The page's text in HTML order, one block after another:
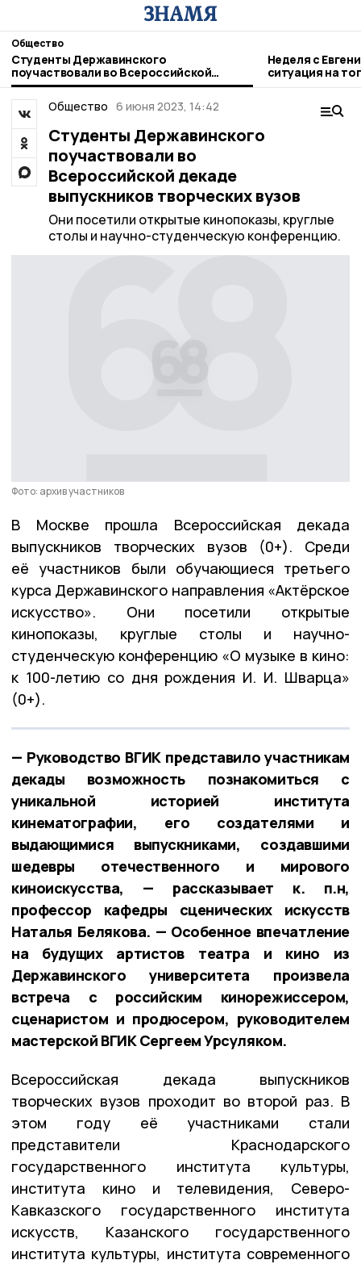
Общество
Студенты Державинского
поучаствовали во Всероссийской
декаде выпускников творческих вузов
Неделя с
ситуация на
городе и
Общество 6 июня 2023, 14:42
Студенты Державинского
поучаствовали во
Всероссийской декаде
выпускников творческих вузов
Они посетили открытые кинопоказы, круглые
столы и научно-студенческую конференцию.
Фото: архив участников
В Москве прошла Всероссийская декада
выпускников творческих вузов (0+). Среди
её участников были обучающиеся третьего
курса Державинского направления «Актёрское
искусство». Они посетили открытые
кинопоказы, круглые столы и научно-
студенческую конференцию «О музыке в кино:
к 100-летию со дня рождения И. И. Шварца»
(0+).
— Руководство ВГИК представило участникам
декады возможность познакомиться с
уникальной историей института
кинематографии, его создателями и
выдающимися выпускниками, создавшими
шедевры отечественного и мирового
киноискусства, — рассказывает к. п.н,
профессор кафедры сценических искусств
Наталья Белякова. — Особенное впечатление
на будущих артистов театра и кино из
Державинского университета произвела
встреча с российским кинорежиссером,
сценаристом и продюсером, руководителем
мастерской ВГИК Сергеем Урсуляком.
Всероссийская декада выпускников
творческих вузов проходит во второй раз. В
этом году её участниками стали
представители Краснодарского
государственного института культуры,
института кино и телевидения, Северо-
Кавказского государственного института
искусств, Казанского государственного
института культуры, института современного